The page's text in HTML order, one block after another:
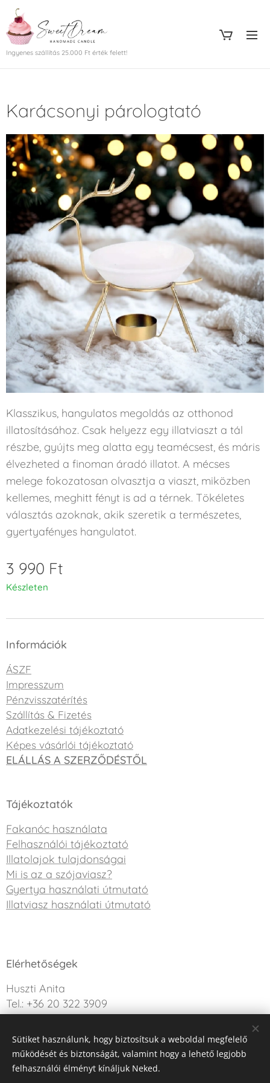
Ingyenes szállítás 25.000 Ft érték felett!
Karácsonyi párologtató
Klasszikus, hangulatos megoldás az otthonod
illatosításához. Csak helyezz egy illatviaszt a tál
részbe, gyújts meg alatta egy teamécsest, és máris
élvezheted a finoman áradó illatot. A mécses
melege fokozatosan olvasztja a viaszt, miközben
kellemes, meghitt fényt is ad a térnek. Tökéletes
választás azoknak, akik szeretik a természetes,
gyertyafényes hangulatot.
3 990 Ft
Készleten
Információk
ÁSZF
Impresszum
Pénzvisszatérítés
Szállítás & Fizetés
Adatkezelési tájékoztató
Képes vásárlói tájékoztató
ELÁLLÁS A SZERZŐDÉSTŐL
Tájékoztatók
Fakanóc használata
Felhasználói tájékoztató
Illatolajok tulajdonságai
Mi is az a szójaviasz?
Gyertya használati útmutató
Illatviasz használati útmutató
Elérhetőségek
Huszti Anita
Tel.: +36 20 322 3909
Kérdésed van? Írj nekünk!
Sütiket használunk, hogy biztosítsuk a weboldal megfelelő
működését és biztonságát, valamint hogy a lehető legjobb
felhasználói élményt kínáljuk Neked.